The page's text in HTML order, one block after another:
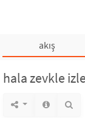
akış
hala zevkle